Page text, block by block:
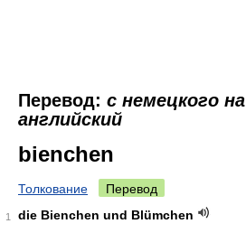
Перевод: с немецкого на
английский
bienchen
Толкование Перевод
1
die Bienchen und Blümchen